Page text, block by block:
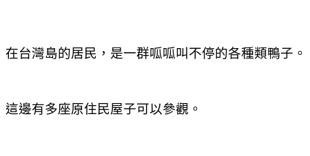
在台灣島的居民，是一群呱呱叫不停的各種類鴨子。
這邊有多座原住民屋子可以參觀。